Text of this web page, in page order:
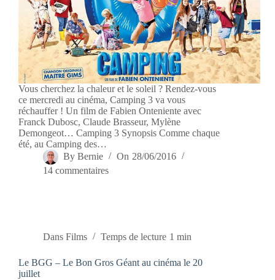
Vous cherchez la chaleur et le soleil ? Rendez-vous
ce mercredi au cinéma, Camping 3 va vous
réchauffer ! Un film de Fabien Onteniente avec
Franck Dubosc, Claude Brasseur, Mylène
Demongeot… Camping 3 Synopsis Comme chaque
été, au Camping des…
By Bernie On 28/06/2016
14 commentaires
Dans Films Temps de lecture 1 min
Le BGG – Le Bon Gros Géant au cinéma le 20
juillet